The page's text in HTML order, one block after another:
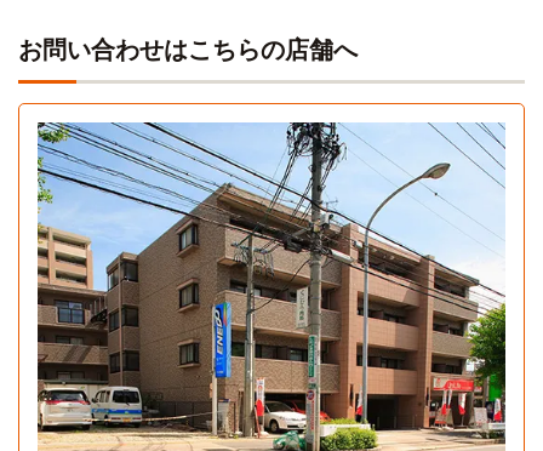
Aタイプ
1K 32.01㎡〜32.01㎡
Bタイプ
1DK 32.01㎡〜32.01㎡
Cタイプ
1R 32.01㎡〜32.01㎡
お問い合わせはこちらの店舗へ